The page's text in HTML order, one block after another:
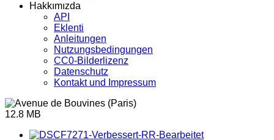
Hakkımızda
API
Eklenti
Anleitungen
Nutzungsbedingungen
CC0-Bilderlizenz
Datenschutz
Kontakt und Impressum
12.8 MB